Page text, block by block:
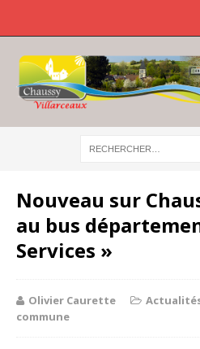
Nouveau sur
au bus
Services »
Olivier Caurette
commune